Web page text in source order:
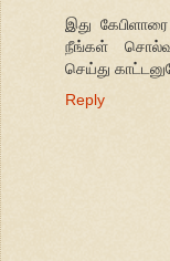
இது
நீங்கள்
செய்து
Reply